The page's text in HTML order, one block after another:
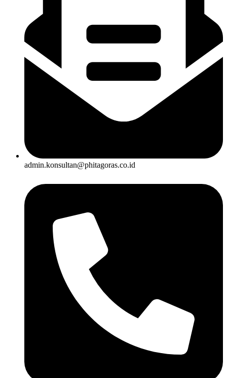
admin.konsultan@phitagoras.co.id